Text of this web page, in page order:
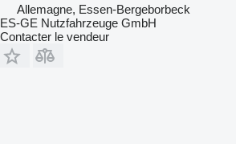
Allemagne, Essen-Bergeborbeck
ES-GE Nutzfahrzeuge GmbH
Contacter le vendeur